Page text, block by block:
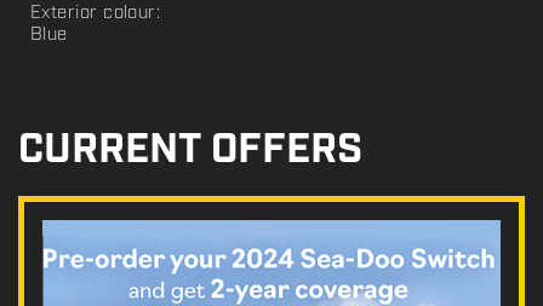
Exterior colour:
Blue
CURRENT OFFERS